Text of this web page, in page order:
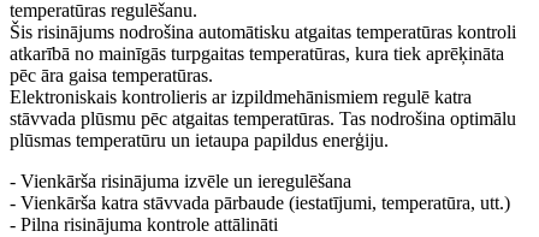
temperatūras regulēšanu.
Šis risinājums nodrošina automātisku atgaitas temperatūras kontroli
atkarībā no mainīgās turpgaitas temperatūras, kura tiek aprēķināta
pēc āra gaisa temperatūras.
Elektroniskais kontrolieris ar izpildmehānismiem regulē katra
stāvvada plūsmu pēc atgaitas temperatūras. Tas nodrošina optimālu
plūsmas temperatūru un ietaupa papildus enerģiju.
- Vienkārša risinājuma izvēle un ieregulēšana
- Vienkārša katra stāvvada pārbaude (iestatījumi, temperatūra, utt.)
- Pilna risinājuma kontrole attālināti